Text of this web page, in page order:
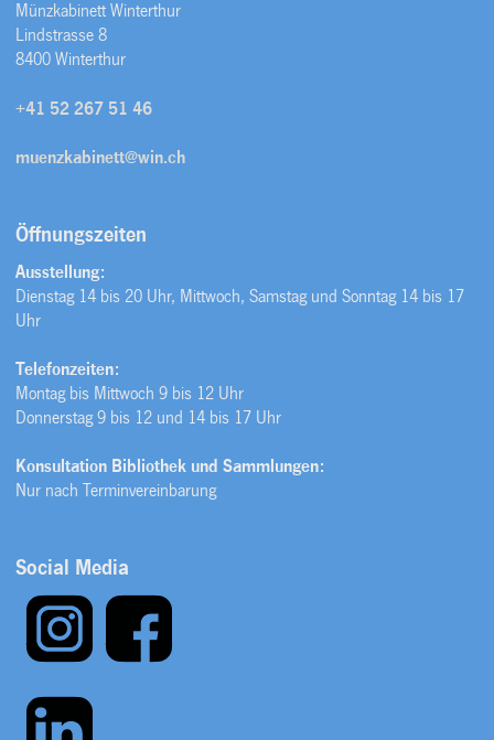
Münzkabinett Winterthur
Lindstrasse 8
8400 Winterthur
+41 52 267 51 46
muenzkabinett@win.ch
Öffnungszeiten
Ausstellung:
Dienstag 14 bis 20 Uhr, Mittwoch, Samstag und Sonntag 14 bis 17
Uhr
Telefonzeiten:
Montag bis Mittwoch 9 bis 12 Uhr
Donnerstag 9 bis 12 und 14 bis 17 Uhr
Konsultation Bibliothek und Sammlungen:
Nur nach Terminvereinbarung
Social Media